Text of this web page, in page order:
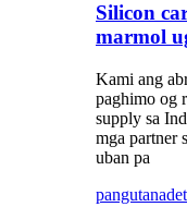
Silicon
marmol
Kami ang
paghimo og
supply sa
mga partner
uban pa
pangutana